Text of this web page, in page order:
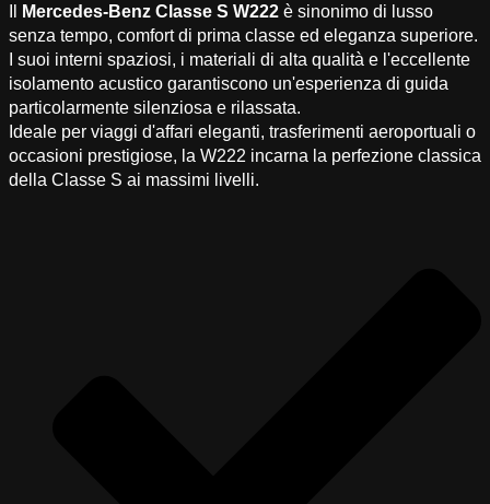
Mercedes-Benz Classe S W222 è sinonimo di lusso
senza tempo, comfort di prima classe ed eleganza superiore.
I suoi interni spaziosi, i materiali di alta qualità e l'eccellente
isolamento acustico garantiscono un'esperienza di guida
particolarmente silenziosa e rilassata.
Ideale per viaggi d'affari eleganti, trasferimenti aeroportuali o
occasioni prestigiose, la W222 incarna la perfezione classica
della Classe S ai massimi livelli.